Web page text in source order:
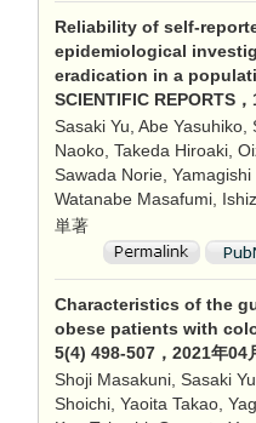
Reliability of self-
epidemiological
eradication in a
SCIENTIFIC REPORTS
Sasaki Yu, Abe
Naoko, Takeda Hiroaki,
Sawada Norie, Yamagishi
Watanabe Masafumi,
単著
Characteristics of the
obese patients with
5(4) 498-507，2021年04
Shoji Masakuni, Sasaki
Shoichi, Yaoita Takao,